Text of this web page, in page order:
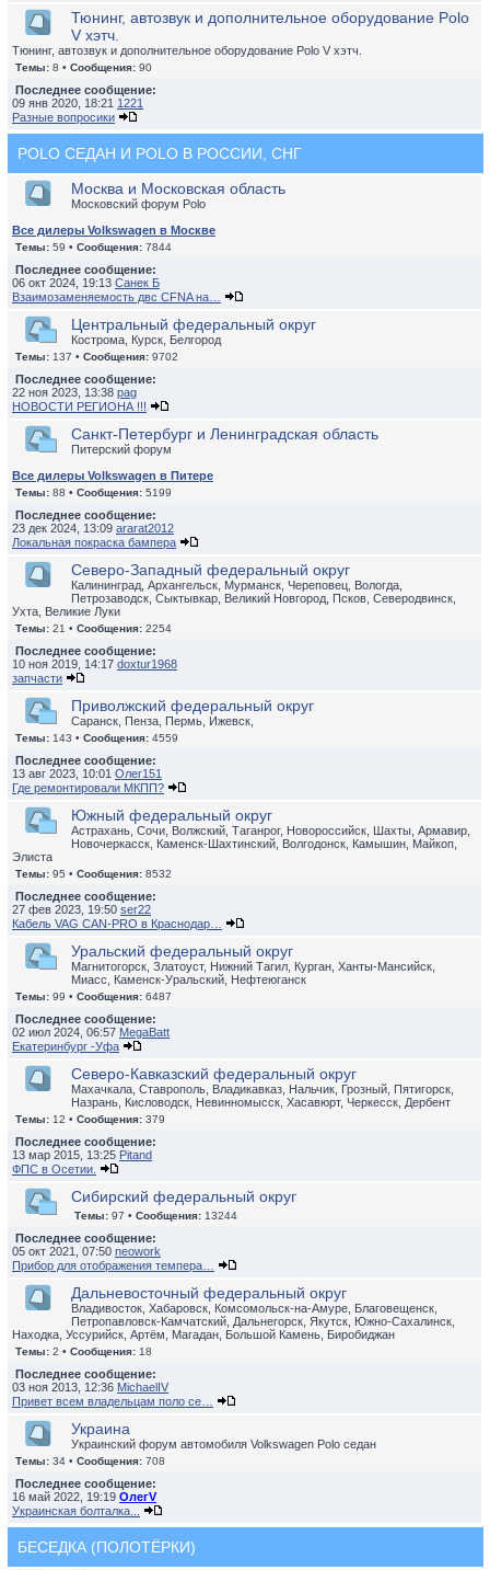
Тюнинг, автозвук и дополнительное оборудование Polo
V хэтч.
Тюнинг, автозвук и дополнительное оборудование Polo V хэтч.
Темы: 8 • Сообщения: 90
Последнее сообщение:
09 янв 2020, 18:21 1221
Разные вопросики
POLO СЕДАН И POLO В РОССИИ, СНГ
Москва и Московская область
Московский форум Polo
Все дилеры Volkswagen в Москве
Темы: 59 • Сообщения: 7844
Последнее сообщение:
06 окт 2024, 19:13 Санек Б
Взаимозаменяемость двс CFNA на…
Центральный федеральный округ
Кострома, Курск, Белгород
Темы: 137 • Сообщения: 9702
Последнее сообщение:
22 ноя 2023, 13:38 pag
НОВОСТИ РЕГИОНА !!!
Санкт-Петербург и Ленинградская область
Питерский форум
Все дилеры Volkswagen в Питере
Темы: 88 • Сообщения: 5199
Последнее сообщение:
23 дек 2024, 13:09 ararat2012
Локальная покраска бампера
Северо-Западный федеральный округ
Калининград, Архангельск, Мурманск, Череповец, Вологда,
Петрозаводск, Сыктывкар, Великий Новгород, Псков, Северодвинск,
Ухта, Великие Луки
Темы: 21 • Сообщения: 2254
Последнее сообщение:
10 ноя 2019, 14:17 doxtur1968
запчасти
Приволжский федеральный округ
Саранск, Пенза, Пермь, Ижевск,
Темы: 143 • Сообщения: 4559
Последнее сообщение:
13 авг 2023, 10:01 Олег151
Где ремонтировали МКПП?
Южный федеральный округ
Астрахань, Сочи, Волжский, Таганрог, Новороссийск, Шахты, Армавир,
Новочеркасск, Каменск-Шахтинский, Волгодонск, Камышин, Майкоп,
Элиста
Темы: 95 • Сообщения: 8532
Последнее сообщение:
27 фев 2023, 19:50 ser22
Кабель VAG CAN-PRO в Краснодар…
Уральский федеральный округ
Магнитогорск, Златоуст, Нижний Тагил, Курган, Ханты-Мансийск,
Миасс, Каменск-Уральский, Нефтеюганск
Темы: 99 • Сообщения: 6487
Последнее сообщение:
02 июл 2024, 06:57 MegaBatt
Екатеринбург -Уфа
Северо-Кавказский федеральный округ
Махачкала, Ставрополь, Владикавказ, Нальчик, Грозный, Пятигорск,
Назрань, Кисловодск, Невинномысск, Хасавюрт, Черкесск, Дербент
Темы: 12 • Сообщения: 379
Последнее сообщение:
13 мар 2015, 13:25 Pitand
ФПС в Осетии.
Сибирский федеральный округ
Темы: 97 • Сообщения: 13244
Последнее сообщение:
05 окт 2021, 07:50 neowork
Прибор для отображения темпера…
Дальневосточный федеральный округ
Владивосток, Хабаровск, Комсомольск-на-Амуре, Благовещенск,
Петропавловск-Камчатский, Дальнегорск, Якутск, Южно-Сахалинск,
Находка, Уссурийск, Артём, Магадан, Большой Камень, Биробиджан
Темы: 2 • Сообщения: 18
Последнее сообщение:
03 ноя 2013, 12:36 MichaelIV
Привет всем владельцам поло се…
Украина
Украинский форум автомобиля Volkswagen Polo седан
Темы: 34 • Сообщения: 708
Последнее сообщение:
16 май 2022, 19:19 ОлегV
Украинская болталка...
БЕСЕДКА (ПОЛОТЁРКИ)